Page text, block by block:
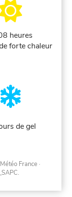
heures
forte chaleur
de gel
France ·